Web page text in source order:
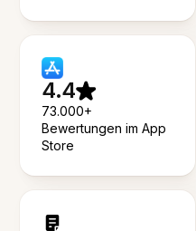
4.4
73.000+
Bewertungen im App
Store